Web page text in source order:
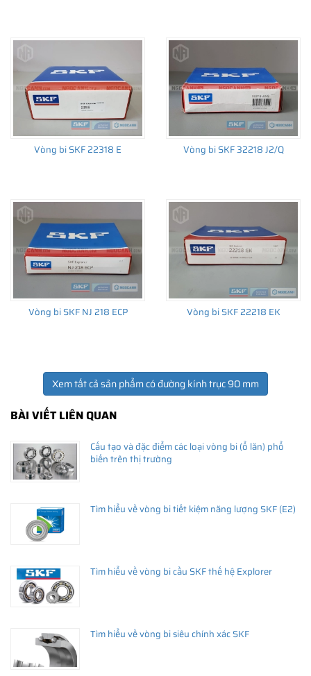
Vòng bi SKF 22318 E Vòng bi SKF 32218 J2/Q
Vòng bi SKF NJ 218 ECP Vòng bi SKF 22218 EK
Xem tất cả sản phẩm có đường kính trục 90 mm
BÀI VIẾT LIÊN QUAN
Cấu tạo và đặc điểm các loại vòng bi (ổ lăn) phổ
biến trên thị trường
Tìm hiểu về vòng bi tiết kiệm năng lượng SKF (E2)
Tìm hiểu về vòng bi cầu SKF thế hệ Explorer
Tìm hiểu về vòng bi siêu chính xác SKF